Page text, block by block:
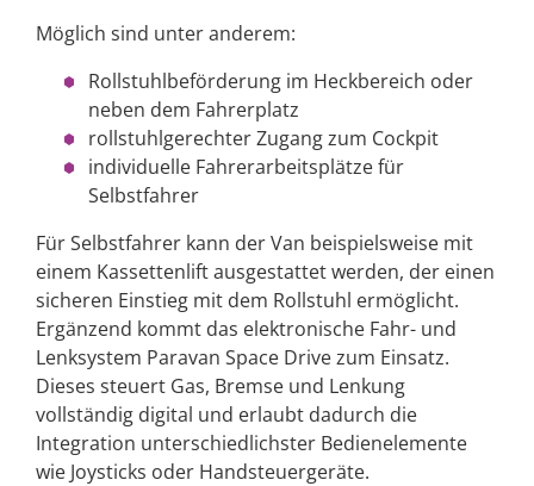
Möglich sind unter anderem:
Rollstuhlbeförderung im Heckbereich oder
neben dem Fahrerplatz
rollstuhlgerechter Zugang zum Cockpit
individuelle Fahrerarbeitsplätze für
Selbstfahrer
Für Selbstfahrer kann der Van beispielsweise mit
einem Kassettenlift ausgestattet werden, der einen
sicheren Einstieg mit dem Rollstuhl ermöglicht.
Ergänzend kommt das elektronische Fahr- und
Lenksystem Paravan Space Drive zum Einsatz.
Dieses steuert Gas, Bremse und Lenkung
vollständig digital und erlaubt dadurch die
Integration unterschiedlichster Bedienelemente
wie Joysticks oder Handsteuergeräte.